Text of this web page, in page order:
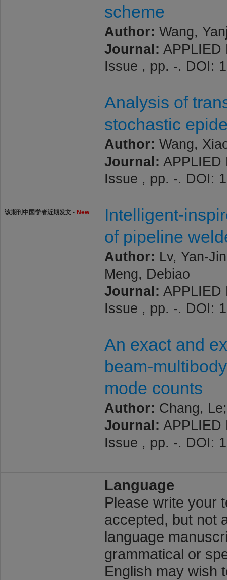
该期刊中国学者近期发文 - New
scheme
Author: Wang,
Journal: APPLIED
Issue , pp. -. DOI:
Analysis of
stochastic
Author: Wang,
Journal: APPLIED
Issue , pp. -. DOI:
Intelligent-
of pipeline
Author: Lv, Yan-
Meng, Debiao
Journal: APPLIED
Issue , pp. -. DOI:
An exact and
beam-
mode counts
Author: Chang,
Journal: APPLIED
Issue , pp. -. DOI:
Language
Please write your
accepted, but not
language
grammatical or
English may wish